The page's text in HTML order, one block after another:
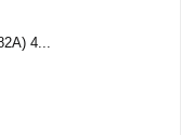
4...